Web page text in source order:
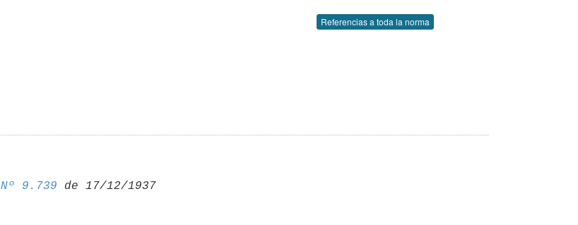
Referencias a toda la norma
Nº 9.739 de 17/12/1937